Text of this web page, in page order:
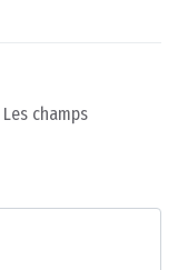
Les champs